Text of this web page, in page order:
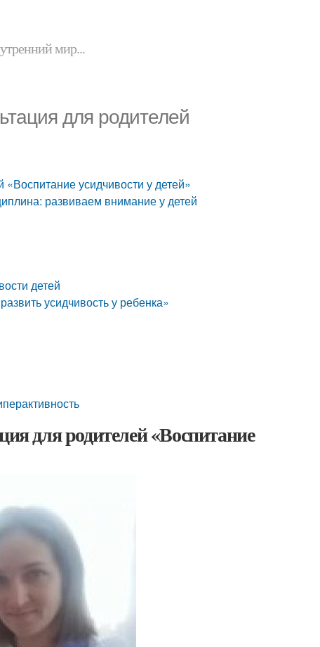
мир...
для родителей
«Воспитание усидчивости у детей»
развиваем внимание у детей
детей
усидчивость у ребенка»
для родителей «Воспитание